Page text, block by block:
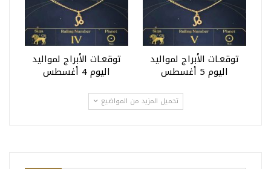
توقعـات الأبراج لمواليد
اليوم 5 أغسطس
توقعـات الأبراج لمواليد
اليوم 4 أغسطس
تحميل المزيد من المواضيع